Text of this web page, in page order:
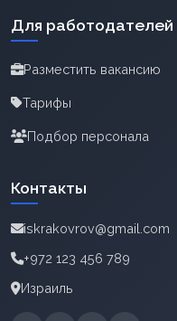
Для работодателей
Разместить вакансию
Тарифы
Подбор персонала
Контакты
iskrakovrov@gmail.com
+972 123 456 789
Израиль